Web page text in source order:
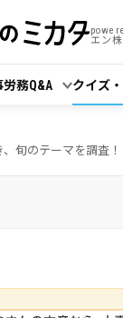
エン
務Q&A クイズ
旬のテーマを調査！